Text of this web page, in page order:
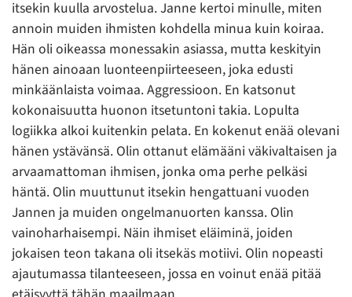
itsekin kuulla arvostelua. Janne kertoi minulle, miten
annoin muiden ihmisten kohdella minua kuin koiraa.
Hän oli oikeassa monessakin asiassa, mutta keskityin
hänen ainoaan luonteenpiirteeseen, joka edusti
minkäänlaista voimaa. Aggressioon. En katsonut
kokonaisuutta huonon itsetuntoni takia. Lopulta
logiikka alkoi kuitenkin pelata. En kokenut enää olevani
hänen ystävänsä. Olin ottanut elämääni väkivaltaisen ja
arvaamattoman ihmisen, jonka oma perhe pelkäsi
häntä. Olin muuttunut itsekin hengattuani vuoden
Jannen ja muiden ongelmanuorten kanssa. Olin
vainoharhaisempi. Näin ihmiset eläiminä, joiden
jokaisen teon takana oli itsekäs motiivi. Olin nopeasti
ajautumassa tilanteeseen, jossa en voinut enää pitää